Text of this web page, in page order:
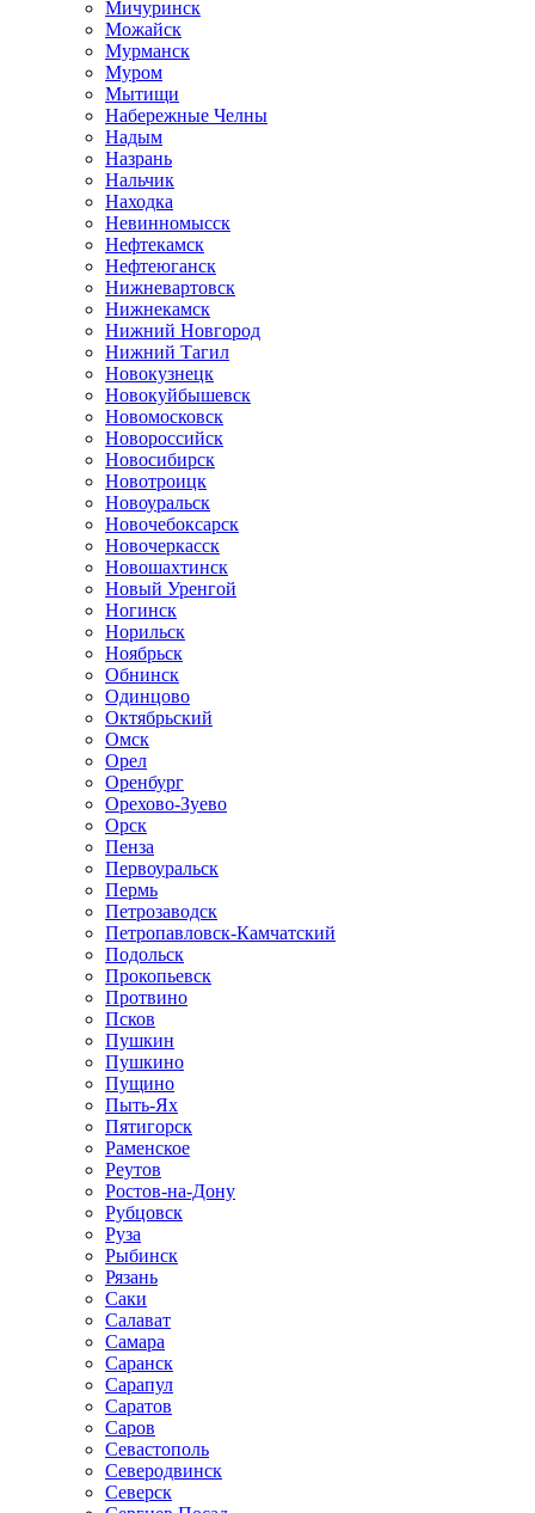
Мичуринск
Можайск
Мурманск
Муром
Мытищи
Набережные Челны
Надым
Назрань
Нальчик
Находка
Невинномысск
Нефтекамск
Нефтеюганск
Нижневартовск
Нижнекамск
Нижний Новгород
Нижний Тагил
Новокузнецк
Новокуйбышевск
Новомосковск
Новороссийск
Новосибирск
Новотроицк
Новоуральск
Новочебоксарск
Новочеркасск
Новошахтинск
Новый Уренгой
Ногинск
Норильск
Ноябрьск
Обнинск
Одинцово
Октябрьский
Омск
Орел
Оренбург
Орехово-Зуево
Орск
Пенза
Первоуральск
Пермь
Петрозаводск
Петропавловск-Камчатский
Подольск
Прокопьевск
Протвино
Псков
Пушкин
Пушкино
Пущино
Пыть-Ях
Пятигорск
Раменское
Реутов
Ростов-на-Дону
Рубцовск
Руза
Рыбинск
Рязань
Саки
Салават
Самара
Саранск
Сарапул
Саратов
Саров
Севастополь
Северодвинск
Северск